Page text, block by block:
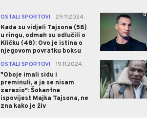
OSTALI SPORTOVI
29.11.2024.
Kada su vidjeli Tajsona (58)
u ringu, odmah su odlučili o
Kličku (48): Ovo je istina o
njegovom povratku boksu
0
OSTALI SPORTOVI
19.11.2024.
"Oboje imali sidu i
preminuli, a ja se nisam
zarazio": Šokantna
ispovijest Majka Tajsona, ne
zna kako je živ
0